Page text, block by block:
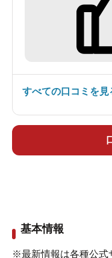
その女性は、タバ
すべての口コミを見
基本情報
※最新情報は各種公式